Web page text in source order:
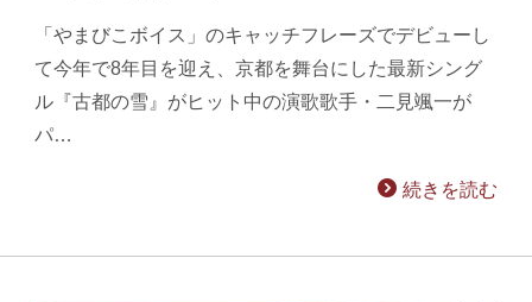
「やまびこボイス」のキャッチフレーズでデビューし
て今年で8年目を迎え、京都を舞台にした最新シング
ル『古都の雪』がヒット中の演歌歌手・二見颯一が
パ…
続きを読む